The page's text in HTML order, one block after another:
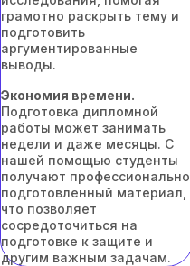
грамотно раскрыть тему и
подготовить
аргументированные
выводы.
Экономия времени.
Подготовка дипломной
работы может занимать
недели и даже месяцы. С
нашей помощью студенты
получают профессионально
подготовленный материал,
что позволяет
сосредоточиться на
подготовке к защите и
другим важным задачам.